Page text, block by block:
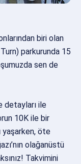
biri olan
parkurunda 15
sen de
detayları ile
10K ile bir
yaşarken, öte
olağanüstü
Takvimini